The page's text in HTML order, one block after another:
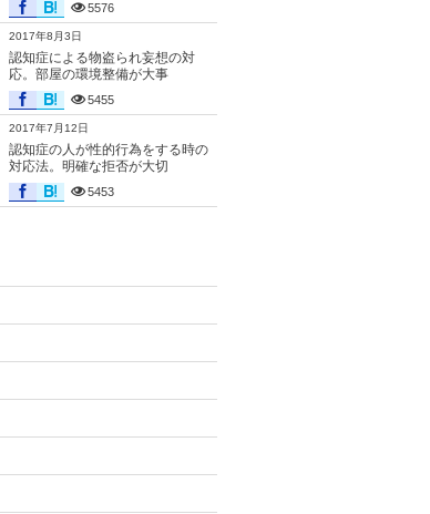
5576
2017年8月3日
認知症による物盗られ妄想の対
応。部屋の環境整備が大事
5455
2017年7月12日
認知症の人が性的行為をする時の
対応法。明確な拒否が大切
5453